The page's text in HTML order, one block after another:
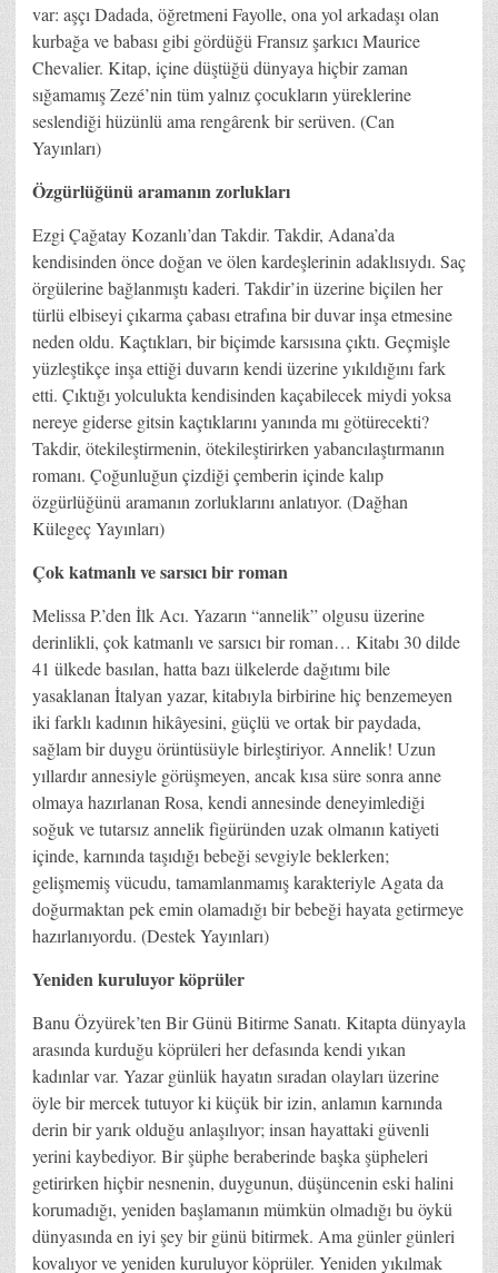
var: aşçı Dadada, öğretmeni Fayolle, ona yol arkadaşı olan
kurbağa ve babası gibi gördüğü Fransız şarkıcı Maurice
Chevalier. Kitap, içine düştüğü dünyaya hiçbir zaman
sığamamış Zezé’nin tüm yalnız çocukların yüreklerine
seslendiği hüzünlü ama rengârenk bir serüven. (Can
Yayınları)
Özgürlüğünü aramanın zorlukları
Ezgi Çağatay Kozanlı’dan Takdir. Takdir, Adana’da
kendisinden önce doğan ve ölen kardeşlerinin adaklısıydı. Saç
örgülerine bağlanmıştı kaderi. Takdir’in üzerine biçilen her
türlü elbiseyi çıkarma çabası etrafına bir duvar inşa etmesine
neden oldu. Kaçtıkları, bir biçimde karsısına çıktı. Geçmişle
yüzleştikçe inşa ettiği duvarın kendi üzerine yıkıldığını fark
etti. Çıktığı yolculukta kendisinden kaçabilecek miydi yoksa
nereye giderse gitsin kaçtıklarını yanında mı götürecekti?
Takdir, ötekileştirmenin, ötekileştirirken yabancılaştırmanın
romanı. Çoğunluğun çizdiği çemberin içinde kalıp
özgürlüğünü aramanın zorluklarını anlatıyor. (Dağhan
Külegeç Yayınları)
Çok katmanlı ve sarsıcı bir roman
Melissa P.’den İlk Acı. Yazarın “annelik” olgusu üzerine
derinlikli, çok katmanlı ve sarsıcı bir roman… Kitabı 30 dilde
41 ülkede basılan, hatta bazı ülkelerde dağıtımı bile
yasaklanan İtalyan yazar, kitabıyla birbirine hiç benzemeyen
iki farklı kadının hikâyesini, güçlü ve ortak bir paydada,
sağlam bir duygu örüntüsüyle birleştiriyor. Annelik! Uzun
yıllardır annesiyle görüşmeyen, ancak kısa süre sonra anne
olmaya hazırlanan Rosa, kendi annesinde deneyimlediği
soğuk ve tutarsız annelik figüründen uzak olmanın katiyeti
içinde, karnında taşıdığı bebeği sevgiyle beklerken;
gelişmemiş vücudu, tamamlanmamış karakteriyle Agata da
doğurmaktan pek emin olamadığı bir bebeği hayata getirmeye
hazırlanıyordu. (Destek Yayınları)
Yeniden kuruluyor köprüler
Banu Özyürek’ten Bir Günü Bitirme Sanatı. Kitapta dünyayla
arasında kurduğu köprüleri her defasında kendi yıkan
kadınlar var. Yazar günlük hayatın sıradan olayları üzerine
öyle bir mercek tutuyor ki küçük bir izin, anlamın karnında
derin bir yarık olduğu anlaşılıyor; insan hayattaki güvenli
yerini kaybediyor. Bir şüphe beraberinde başka şüpheleri
getirirken hiçbir nesnenin, duygunun, düşüncenin eski halini
korumadığı, yeniden başlamanın mümkün olmadığı bu öykü
dünyasında en iyi şey bir günü bitirmek. Ama günler günleri
kovalıyor ve yeniden kuruluyor köprüler. Yeniden yıkılmak